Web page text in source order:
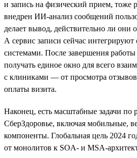
и запись на физический прием, тоже
внедрен ИИ-анализ сообщений
делает вывод, действительно ли они
А сервис записи сейчас
системами. После завершения работы
получать единое окно для всего
с клиниками — от просмотра
оплаты визита.
Наконец, есть масштабные задачи
СберЗдоровье, включая мобильные,
компоненты. Глобальная цель 2024
от монолитов к SOA- и MSA-